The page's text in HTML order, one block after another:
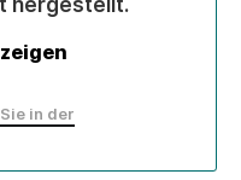
hergestellt.
in der